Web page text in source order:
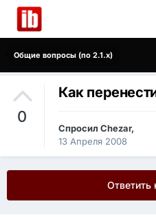
Общие вопросы (по 2.1.x)
0
Как
Спросил Chezar,
13 Апреля 2008
Ответить